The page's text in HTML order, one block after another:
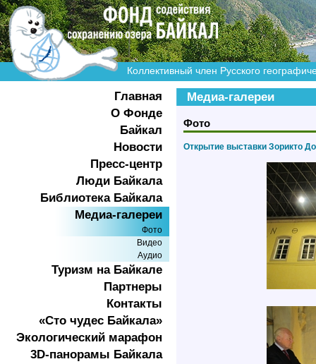
Коллективный член Русского
Главная
О Фонде
Байкал
Новости
Пресс-центр
Люди Байкала
Библиотека Байкала
Медиа-галереи
Фото
Видео
Аудио
Туризм на Байкале
Партнеры
Контакты
«Сто чудес Байкала»
Экологичеcкий марафон
3D-панорамы Байкала
Медиа-галереи
Фото
Открытие выставки Зорикто